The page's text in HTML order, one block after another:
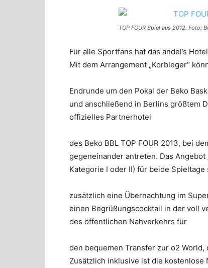
TOP FOUR Spiel aus 2012. Foto:
Für alle Sportfans hat das andel’s
Mit dem Arrangement „Korbleger“
Endrunde um den Pokal der Beko
und anschließend in Berlins größtem
offizielles Partnerhotel
des Beko BBL TOP FOUR 2013, bei
gegeneinander antreten. Das
Kategorie I oder II) für beide Spieltage
zusätzlich eine Übernachtung im
einen Begrüßungscocktail in der voll
des öffentlichen Nahverkehrs für
den bequemen Transfer zur o2 World,
Zusätzlich inklusive ist die kostenlose